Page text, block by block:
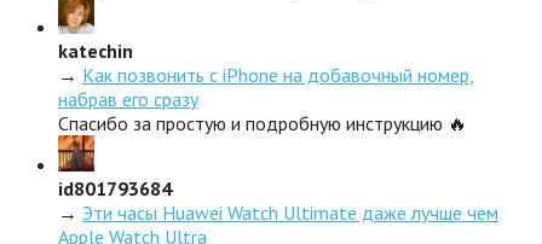
katechin
→ Как позвонить с iPhone на добавочный номер,
набрав его сразу
Спасибо за простую и подробную инструкцию 🔥
id801793684
→ Эти часы Huawei Watch Ultimate даже лучше чем
Apple Watch Ultra